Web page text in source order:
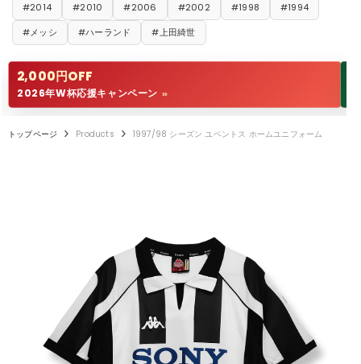
#2014
#2010 #2006 #2002 #1998
#1994
#メッシ
#ハーランド #上田綺世
2,000円OFF
2026年W杯応援キャンペーン >>
トップページ Products 1997/98 シーズン ユベントス ホームユニフォーム